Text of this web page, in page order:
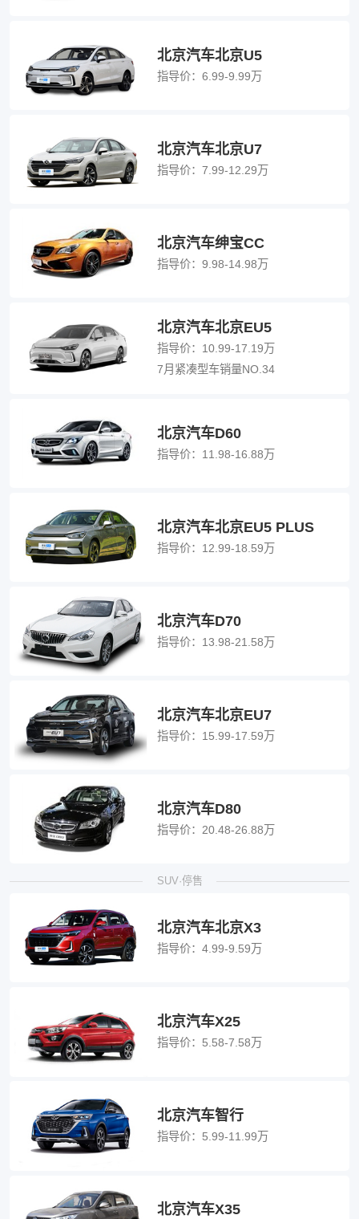
北京汽车北京U5
指导价： 6.99-9.99万
北京汽车北京U7
指导价： 7.99-12.29万
北京汽车绅宝CC
指导价： 9.98-14.98万
北京汽车北京EU5
指导价： 10.99-17.19万
7月紧凑型车销量NO.34
北京汽车D60
指导价： 11.98-16.88万
北京汽车北京EU5 PLUS
指导价： 12.99-18.59万
北京汽车D70
指导价： 13.98-21.58万
北京汽车北京EU7
指导价： 15.99-17.59万
北京汽车D80
指导价： 20.48-26.88万
SUV·停售
北京汽车北京X3
指导价： 4.99-9.59万
北京汽车X25
指导价： 5.58-7.58万
北京汽车智行
指导价： 5.99-11.99万
北京汽车X35